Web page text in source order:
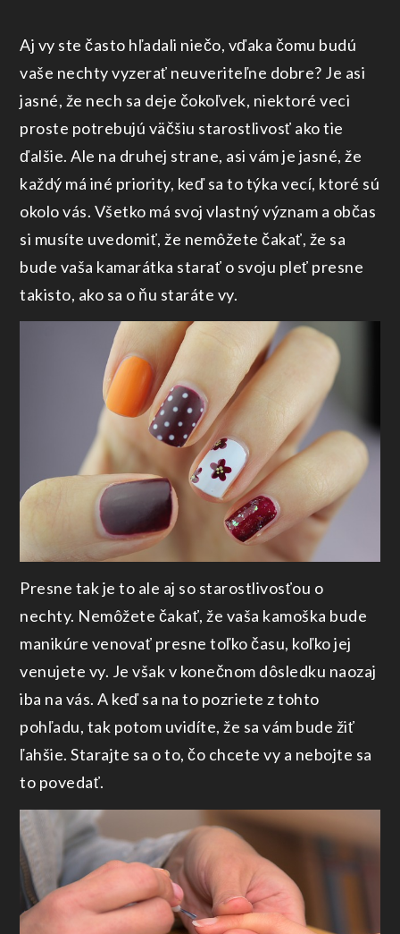
Aj vy ste často hľadali niečo, vďaka čomu budú
vaše nechty vyzerať neuveriteľne dobre? Je asi
jasné, že nech sa deje čokoľvek, niektoré veci
proste potrebujú väčšiu starostlivosť ako tie
ďalšie. Ale na druhej strane, asi vám je jasné, že
každý má iné priority, keď sa to týka vecí, ktoré sú
okolo vás. Všetko má svoj vlastný význam a občas
si musíte uvedomiť, že nemôžete čakať, že sa
bude vaša kamarátka starať o svoju pleť presne
takisto, ako sa o ňu staráte vy.
Presne tak je to ale aj so starostlivosťou o
nechty. Nemôžete čakať, že vaša kamoška bude
manikúre venovať presne toľko času, koľko jej
venujete vy. Je však v konečnom dôsledku naozaj
iba na vás. A keď sa na to pozriete z tohto
pohľadu, tak potom uvidíte, že sa vám bude žiť
ľahšie. Starajte sa o to, čo chcete vy a nebojte sa
to povedať.